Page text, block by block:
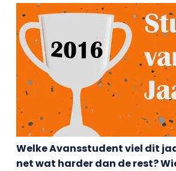
Welke Avansstudent viel dit
net wat harder dan de rest?